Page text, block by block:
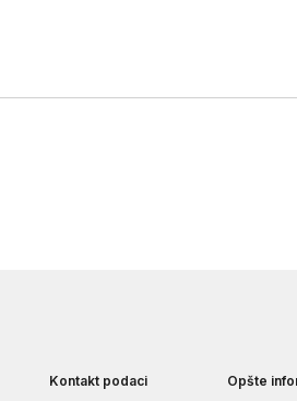
Kontakt podaci Opšte